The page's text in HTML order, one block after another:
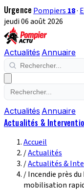
Urgence Pompiers 18·
jeudi 06 août 2026
Actualités Annuaire
Actualités Annuaire
Actualités &
Accueil
/Actualités
/Actualités &
/Incendie près
mobilisation